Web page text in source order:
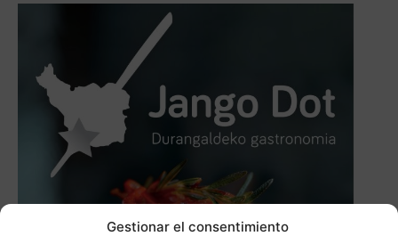
Gestionar el consentimiento